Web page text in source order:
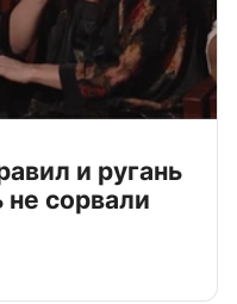
и ругань
не сорвали